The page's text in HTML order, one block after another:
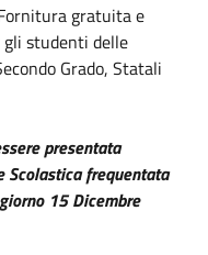
gratuita e
studenti delle
Grado, Statali
presentata
Scolastica frequentata
15 Dicembre